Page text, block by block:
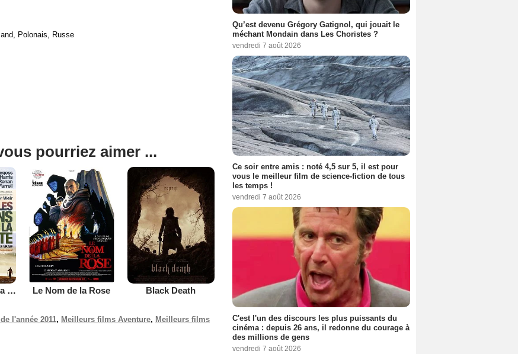
Polonais, Russe
pourriez aimer ...
Les Chemins de la liberté Le Nom de la Rose Black Death
l'année 2011, Meilleurs films Aventure, Meilleurs films
Qu’est devenu Grégory Gatignol, qui jouait le
méchant Mondain dans Les Choristes ?
vendredi 7 août 2026
Ce soir entre amis : noté 4,5 sur 5, il est pour
vous le meilleur film de science-fiction de tous
les temps !
vendredi 7 août 2026
C'est l'un des discours les plus puissants du
cinéma : depuis 26 ans, il redonne du courage à
des millions de gens
vendredi 7 août 2026